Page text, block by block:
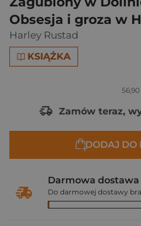
Obsesja i groza w
Harley Rustad
KSIĄŻKA
56,90
Zamów teraz,
DODAJ DO
Darmowa dostawa
Do darmowej dostawy